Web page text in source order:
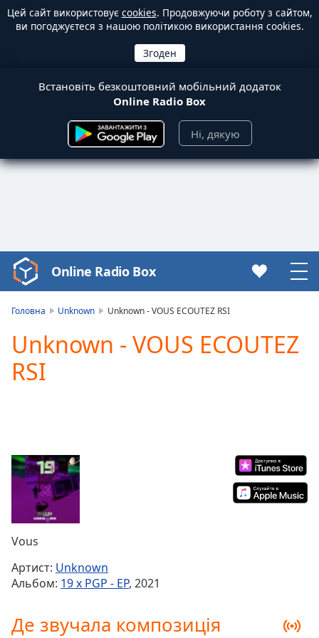
Цей сайт використовує cookies. Продовжуючи роботу з сайтом,
ви погоджуєтеся з нашою політикою використання cookies.
Встановіть безкоштовний мобільний додаток
Online Radio Box
Ні, дякую
Video
Player
Video
Play
Current
Time0:00
Duration-:-
Loaded:
Stream
TypeLIVE
Seek to
live,
liveLIVE
Online Radio Box
Головна Unknown Unknown - VOUS ECOUTEZ RSI
Unknown - VOUS ECOUTEZ
RSI
Vous
Артист: Unknown
Альбом: 19 x PGP - EP, 2021
Де звучала композиція